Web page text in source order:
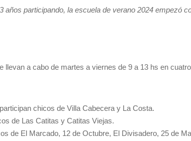
años participando, la escuela de verano 2024 empezó
a cabo de martes a viernes de 9 a 13 hs en
chicos de Villa Cabecera y La Costa.
de Las Catitas y Catitas Viejas.
de El Marcado, 12 de Octubre, El Divisadero, 25 de